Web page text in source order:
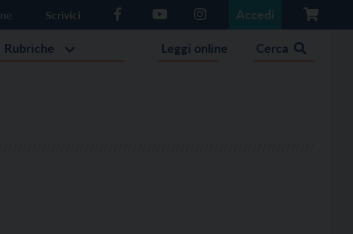
Scrivici Accedi
Rubriche Leggi online Cerca